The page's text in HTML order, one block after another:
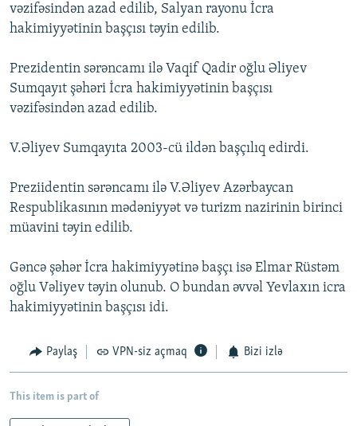
vəzifəsindən azad edilib, Salyan rayonu İcra
hakimiyyətinin başçısı təyin edilib.
Prezidentin sərəncamı ilə Vaqif Qadir oğlu Əliyev
Sumqayıt şəhəri İcra hakimiyyətinin başçısı
vəzifəsindən azad edilib.
V.Əliyev Sumqayıta 2003-cü ildən başçılıq edirdi.
Preziidentin sərəncamı ilə V.Əliyev Azərbaycan
Respublikasının mədəniyyət və turizm nazirinin birinci
müavini təyin edilib.
Gəncə şəhər İcra hakimiyyətinə başçı isə Elmar Rüstəm
oğlu Vəliyev təyin olunub. O bundan əvvəl Yevlaxın icra
hakimiyyətinin başçısı idi.
Paylaş VPN-siz açmaq Bizi izlə
This item is part of